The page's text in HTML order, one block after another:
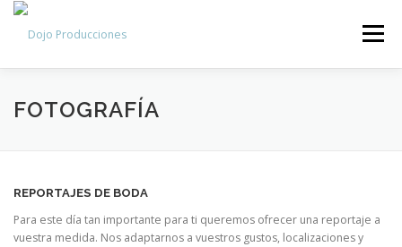
Saltar
contenido
Menú
INICIO SERVICIOS
FOTOGRAFÍA
REPORTAJES DE BODA
Para este día tan importante para ti queremos ofrecer una reportaje a
vuestra medida. Nos adaptarnos a vuestros gustos, localizaciones y